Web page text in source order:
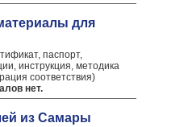
для
паспорт,
инструкция, методика
соответствия)
нет.
из Самары